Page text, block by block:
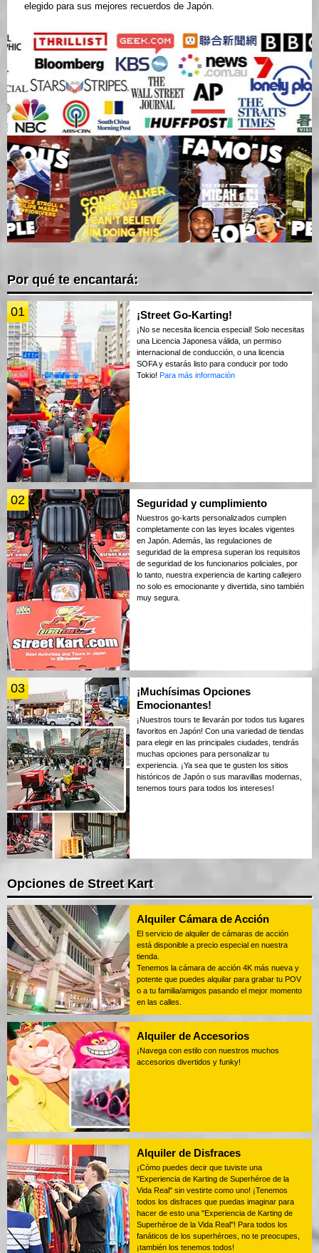
elegido para sus mejores recuerdos de Japón.
Por qué te encantará:
01 ¡Street Go-Karting!
¡No se necesita licencia especial! Solo necesitas
una Licencia Japonesa válida, un permiso
internacional de conducción, o una licencia
SOFA y estarás listo para conducir por todo
Tokio! Para más información
02 Seguridad y cumplimiento
Nuestros go-karts personalizados cumplen
completamente con las leyes locales vigentes
en Japón. Además, las regulaciones de
seguridad de la empresa superan los requisitos
de seguridad de los funcionarios policiales, por
lo tanto, nuestra experiencia de karting callejero
no solo es emocionante y divertida, sino también
muy segura.
03
¡Muchísimas Opciones
Emocionantes!
¡Nuestros tours te llevarán por todos tus lugares
favoritos en Japón! Con una variedad de tiendas
para elegir en las principales ciudades, tendrás
muchas opciones para personalizar tu
experiencia. ¡Ya sea que te gusten los sitios
históricos de Japón o sus maravillas modernas,
tenemos tours para todos los intereses!
Opciones de Street Kart
Alquiler Cámara de Acción
El servicio de alquiler de cámaras de acción
está disponible a precio especial en nuestra
tienda.
Tenemos la cámara de acción 4K más nueva y
potente que puedes alquilar para grabar tu POV
o a tu familia/amigos pasando el mejor momento
en las calles.
Alquiler de Accesorios
¡Navega con estilo con nuestros muchos
accesorios divertidos y funky!
Alquiler de Disfraces
¡Cómo puedes decir que tuviste una
"Experiencia de Karting de Superhéroe de la
Vida Real" sin vestirte como uno! ¡Tenemos
todos los disfraces que puedas imaginar para
hacer de esto una "Experiencia de Karting de
Superhéroe de la Vida Real"! Para todos los
fanáticos de los superhéroes, no te preocupes,
¡también los tenemos todos!